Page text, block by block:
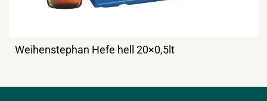
Weihenstephan Hefe hell 20×0,5lt